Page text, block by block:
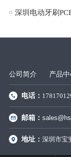
深圳电动牙刷
公司简介 产品
电话：
邮箱：
地址：深圳市宝